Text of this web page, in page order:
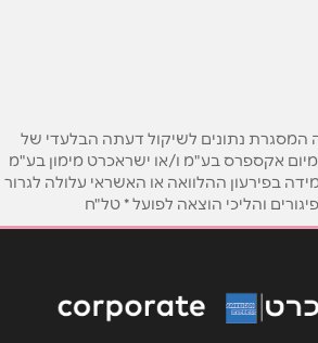
המסגרת נתונים לשיקול דעתה הבלעדי של
אקספרס בע"מ ו/או ישראכרט מימון בע"מ
בפירעון ההלוואה או האשראי עלולה לגרור
והליכי הוצאה לפועל * טל"ח